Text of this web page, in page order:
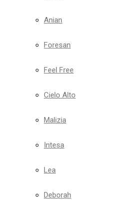
Anian
Foresan
Feel Free
Cielo Alto
Malizia
Intesa
Lea
Deborah